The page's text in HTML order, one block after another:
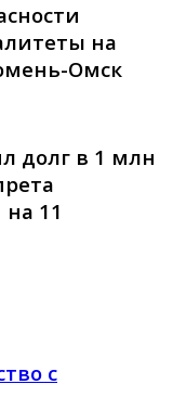
на
Омск
долг в 1 млн
11
с